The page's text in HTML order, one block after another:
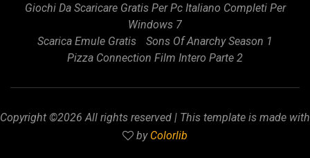
Giochi Da Scaricare Gratis Per Pc Italiano Completi Per
Windows 7
Scarica Emule Gratis
Sons Of Anarchy Season 1
Pizza Connection Film Intero Parte 2
Copyright ©2026 All rights reserved | This template is made with
by Colorlib